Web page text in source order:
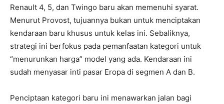
Renault 4, 5, dan Twingo baru akan memenuhi syarat.
Menurut Provost, tujuannya bukan untuk menciptakan
kendaraan baru khusus untuk kelas ini. Sebaliknya,
strategi ini berfokus pada pemanfaatan kategori untuk
“menurunkan harga” model yang ada. Kendaraan ini
sudah menyasar inti pasar Eropa di segmen A dan B.
Penciptaan kategori baru ini menawarkan jalan bagi